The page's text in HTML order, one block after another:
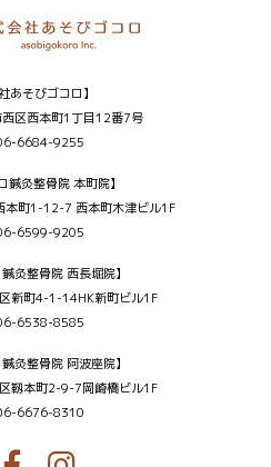
あそびゴコロ】
区西本町1丁目12番7号
6684-9255
鍼灸整骨院 本町院】
本町1-12-7 西本町木津ビル1F
6599-9205
灸整骨院 西長堀院】
新町4-1-14HK新町ビル1F
6538-8585
灸整骨院 阿波座院】
靱本町2-9-7岡崎橋ビル1F
6676-8310